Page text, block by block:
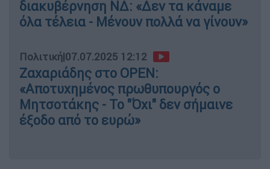
διακυβέρνηση ΝΔ: «Δεν τα κάναμε
όλα τέλεια - Μένουν πολλά να γίνουν»
Πολιτική|07.07.2025 12:12
Ζαχαριάδης στο OPEN:
«Αποτυχημένος πρωθυπουργός ο
Μητσοτάκης - Το "Όχι" δεν σήμαινε
έξοδο από το ευρώ»